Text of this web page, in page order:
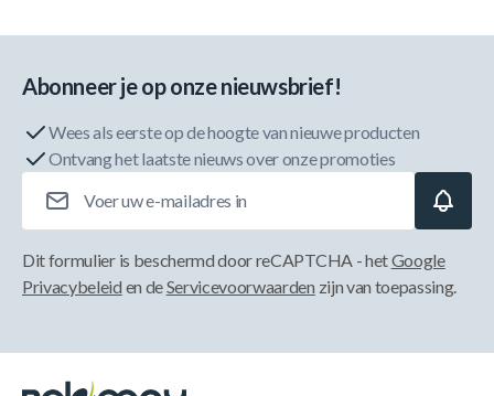
Abonneer je op onze nieuwsbrief!
Wees als eerste op de hoogte van nieuwe producten
Ontvang het laatste nieuws over onze promoties
Dit formulier is beschermd door reCAPTCHA - hetGoogle
Privacybeleid en deServicevoorwaarden zijn van toepassing.